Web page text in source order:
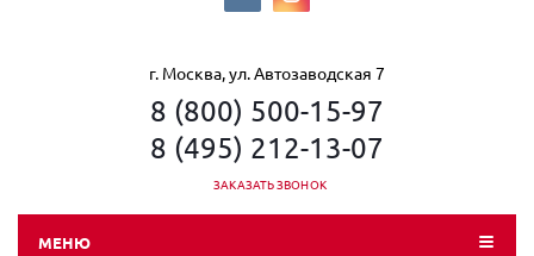
г. Москва, ул. Автозаводская 7
8 (800) 500-15-97
8 (495) 212-13-07
ЗАКАЗАТЬ ЗВОНОК
МЕНЮ